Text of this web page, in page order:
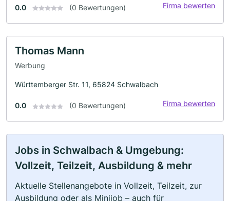
0.0 (0 Bewertungen) Firma bewerten
Thomas Mann
Werbung
Württemberger Str. 11, 65824 Schwalbach
0.0 (0 Bewertungen) Firma bewerten
Jobs in Schwalbach & Umgebung:
Vollzeit, Teilzeit, Ausbildung & mehr
Aktuelle Stellenangebote in Vollzeit, Teilzeit, zur
Ausbildung oder als Minijob – auch für